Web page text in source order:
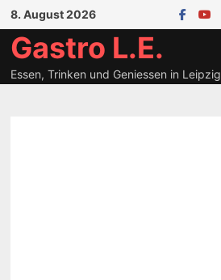
Zum
Inhalt
springen
8. August 2026
Gastro L.E.
Essen, Trinken und Geniessen in Leipzig